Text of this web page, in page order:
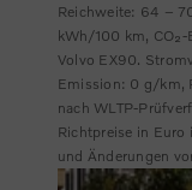
Reichweite: 64 –
kWh/100 km,
Volvo EX90.
Emission: 0 g/km,
nach WLTP-
Richtpreise in
und Änderungen